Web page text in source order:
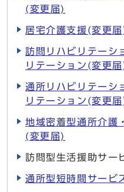
(変更届)
居宅介護支援(変更届
訪問リハビリテーシ
リテーション(変更届
通所リハビリテーシ
リテーション(変更届
地域密着型通所介護
(変更届)
訪問型生活援助サー
通所型短時間サービ